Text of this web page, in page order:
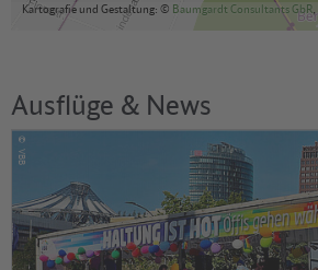
Kartografie und Gestaltung: © Baumgardt Consultants GbR
Ausflüge & News
©
VBB